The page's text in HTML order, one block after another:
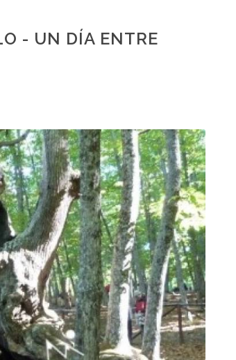
- UN DÍA ENTRE